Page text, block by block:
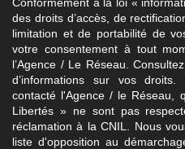
des droits d’accès, de
limitation et de portabilité de
votre consentement à tout
l’Agence / Le Réseau.
d’informations sur vos
contacté l'Agence / le Réseau,
Libertés » ne sont pas
réclamation à la CNIL. Nous
liste d'opposition au